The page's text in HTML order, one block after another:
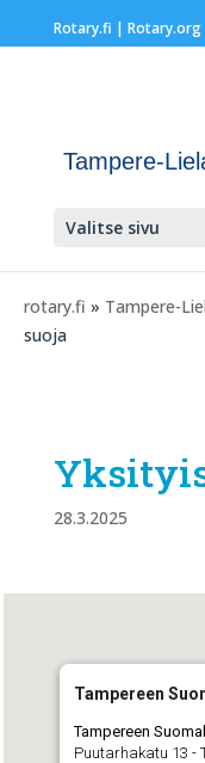
Rotary.fi | Rotary.org
Tampere-
Valitse sivu
rotary.fi » Tampere-
suoja
28.3.2025
Tampereen
Tampereen
Puutarhakatu 13 -